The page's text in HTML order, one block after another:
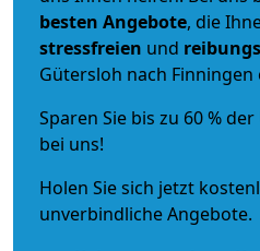
besten Angebote, die
stressfreien und
Gütersloh nach
Sparen Sie bis zu 60 %
bei uns!
Holen Sie sich jetzt
unverbindliche Angebote.